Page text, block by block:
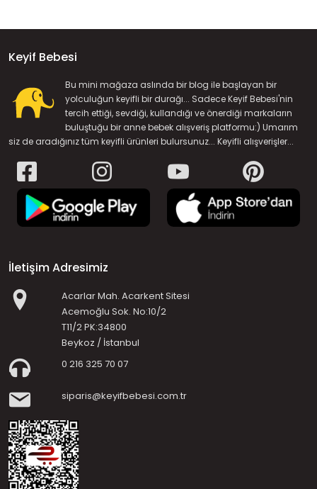
Keyif Bebesi
Bu mini mağaza aslında bir blog ile başlayan bir
yolculuğun keyifli bir durağı... Sadece Keyif Bebesi'nin
tercih ettiği, sevdiği, kullandığı ve önerdiği markaların
buluştuğu bir anne bebek alışveriş platformu:) Umarım
siz de aradığınız tüm keyifli ürünleri bulursunuz... Keyifli alışverişler...
İletişim Adresimiz
Acarlar Mah. Acarkent Sitesi
Acemoğlu Sok. No:10/2
T11/2 PK:34800
Beykoz / İstanbul
0 216 325 70 07
siparis@keyifbebesi.com.tr